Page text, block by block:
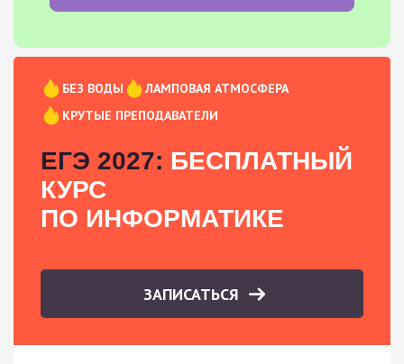
БЕЗ ВОДЫ
ЛАМПОВАЯ АТМОСФЕРА
КРУТЫЕ ПРЕПОДАВАТЕЛИ
ЕГЭ 2027: БЕСПЛАТНЫЙ
КУРС
ПО ИНФОРМАТИКЕ
ЗАПИСАТЬСЯ